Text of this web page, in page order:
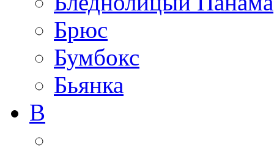
Брюс
Бумбокс
Бьянка
В